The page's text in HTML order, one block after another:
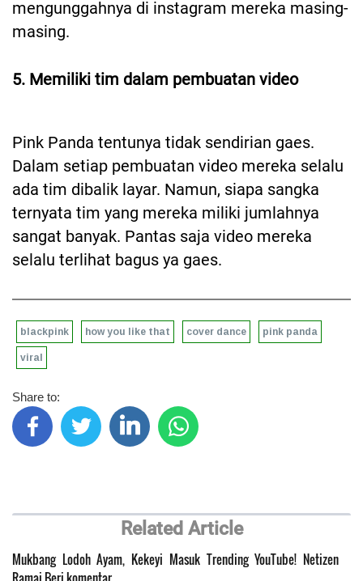
mengunggahnya di instagram mereka masing-
masing.
5. Memiliki tim dalam pembuatan video
Pink Panda tentunya tidak sendirian gaes.
Dalam setiap pembuatan video mereka selalu
ada tim dibalik layar. Namun, siapa sangka
ternyata tim yang mereka miliki jumlahnya
sangat banyak. Pantas saja video mereka
selalu terlihat bagus ya gaes.
blackpink how you like that cover dance pink panda
viral
Share to:
Related Article
Mukbang Lodoh Ayam, Kekeyi Masuk Trending YouTube! Netizen